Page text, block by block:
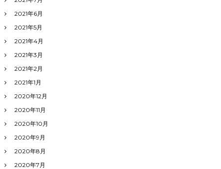
2021年6月
2021年5月
2021年4月
2021年3月
2021年2月
2021年1月
2020年12月
2020年11月
2020年10月
2020年9月
2020年8月
2020年7月